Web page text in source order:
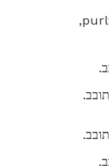
לסרוג 2, להסתובב, עין הפוכה 1, להחליק 1 purlwise,